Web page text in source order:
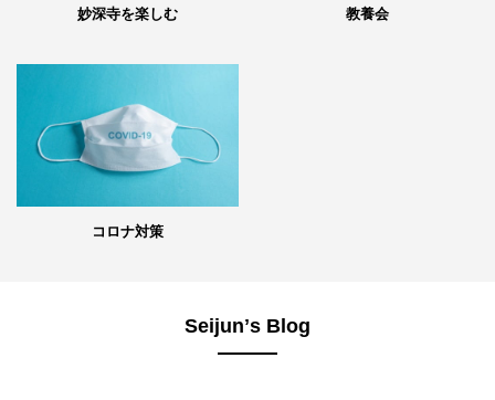
妙深寺を楽しむ 教養会
コロナ対策
Seijunʼs Blog